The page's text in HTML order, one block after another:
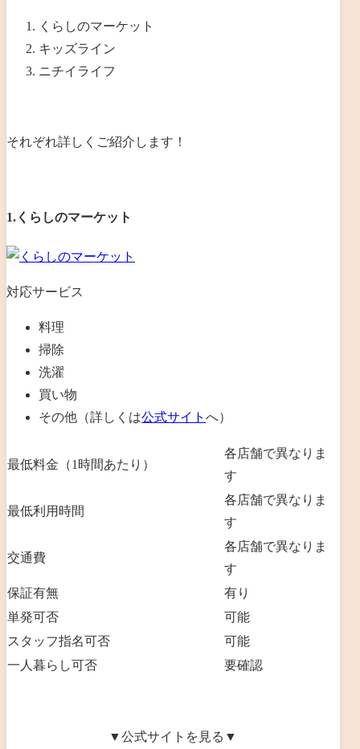
くらしのマーケット
キッズライン
ニチイライフ
それぞれ詳しくご紹介します！
1.くらしのマーケット
対応サービス
料理
掃除
洗濯
買い物
その他（詳しくは公式サイト へ）
最低料金（1時間あたり）
各店舗で異なりま
す
最低利用時間
各店舗で異なりま
す
交通費
各店舗で異なりま
す
保証有無
有り
単発可否
可能
スタッフ指名可否
可能
一人暮らし可否
要確認
▼公式サイトを見る▼